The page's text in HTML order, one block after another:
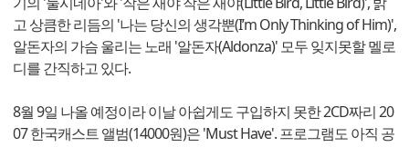
고 상큼한 리듬의 '나는 당신의 생각뿐(I’m Only Thinking of Him)',
알돈자의 가슴 울리는 노래 '알돈자(Aldonza)' 모두 잊지못할 멜로
디를 간직하고 있다.
8월 9일 나올 예정이라 이날 아쉽게도 구입하지 못한 2CD짜리 20
07 한국캐스트 앨범(14000원)은 'Must Have'. 프로그램도 아직 공